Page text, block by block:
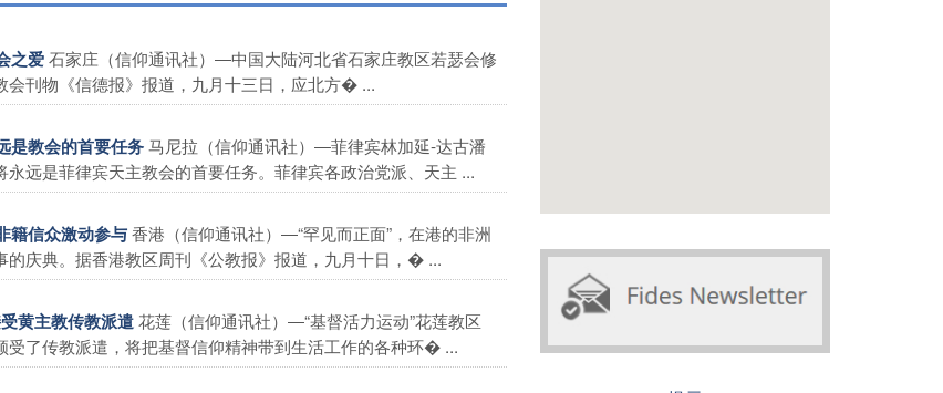
之爱石家庄（信仰通讯社）―中国大陆河北省石家庄教区若瑟会修
刊物《信德报》报道，九月十三日，应北方� ...
是教会的首要任务马尼拉（信仰通讯社）―菲律宾林加延-达古潘
远是菲律宾天主教会的首要任务。菲律宾各政治党派、天主 ...
籍信众激动参与香港（信仰通讯社）―“罕见而正面”，在港的非洲
庆典。据香港教区周刊《公教报》报道，九月十日，� ...
黄主教传教派遣花莲（信仰通讯社）―“基督活力运动”花莲教区
了传教派遣，将把基督信仰精神带到生活工作的各种环� ...